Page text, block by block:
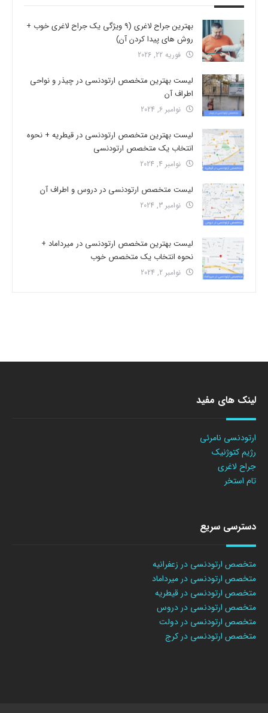
بهترین جراح لاغری (9 ویژگی یک جراح لاغری خوب +
روش های پیدا کردن آن)
فوریه 22, 2026
لیست بهترین متخصص ارتودنسی در چیذر و نواحی
اطراف آن
نوامبر 6, 2024
لیست بهترین متخصص ارتودنسی در قیطریه + نحوه
انتخاب یک متخصص ارتودنسی
نوامبر 4, 2024
لیست متخصص ارتودنسی در دروس و اطراف آن
نوامبر 3, 2024
لیست بهترین متخصص ارتودنسی در میرداماد +
نحوه انتخاب یک متخصص خوب
نوامبر 2, 2024
لینک های مفید
ارتودنسی نامرئی
رژیم کتوژنیک
جراح لاغری
تام استخر
دسترسی سریع
متخصص ارتودنسی در زعفرانیه
متخصص ارتودنسی در میرداماد
متخصص ارتودنسی در قیطریه
متخصص ارتودنسی در دروس
متخصص ارتودنسی در دولت
متخصص ارتودنسی در کرج